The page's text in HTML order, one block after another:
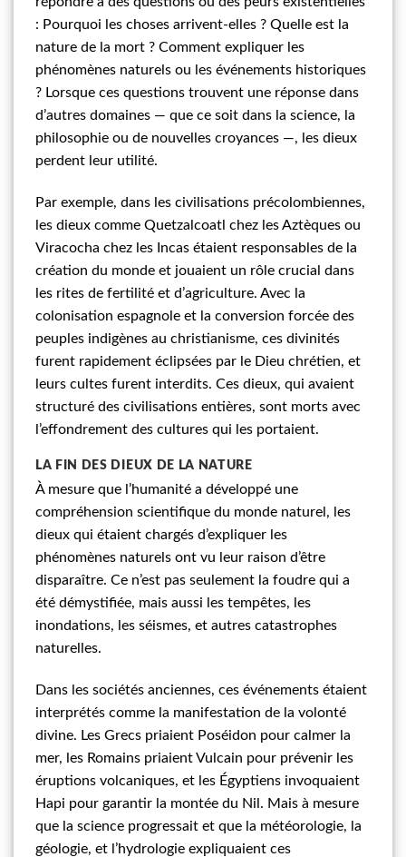
: Pourquoi les choses arrivent-elles ? Quelle est la
nature de la mort ? Comment expliquer les
phénomènes naturels ou les événements historiques
? Lorsque ces questions trouvent une réponse dans
d’autres domaines — que ce soit dans la science, la
philosophie ou de nouvelles croyances —, les dieux
perdent leur utilité.
Par exemple, dans les civilisations précolombiennes,
les dieux comme Quetzalcoatl chez les Aztèques ou
Viracocha chez les Incas étaient responsables de la
création du monde et jouaient un rôle crucial dans
les rites de fertilité et d’agriculture. Avec la
colonisation espagnole et la conversion forcée des
peuples indigènes au christianisme, ces divinités
furent rapidement éclipsées par le Dieu chrétien, et
leurs cultes furent interdits. Ces dieux, qui avaient
structuré des civilisations entières, sont morts avec
l’effondrement des cultures qui les portaient.
LA FIN DES DIEUX DE LA NATURE
À mesure que l’humanité a développé une
compréhension scientifique du monde naturel, les
dieux qui étaient chargés d’expliquer les
phénomènes naturels ont vu leur raison d’être
disparaître. Ce n’est pas seulement la foudre qui a
été démystifiée, mais aussi les tempêtes, les
inondations, les séismes, et autres catastrophes
naturelles.
Dans les sociétés anciennes, ces événements étaient
interprétés comme la manifestation de la volonté
divine. Les Grecs priaient Poséidon pour calmer la
mer, les Romains priaient Vulcain pour prévenir les
éruptions volcaniques, et les Égyptiens invoquaient
Hapi pour garantir la montée du Nil. Mais à mesure
que la science progressait et que la météorologie, la
géologie, et l’hydrologie expliquaient ces